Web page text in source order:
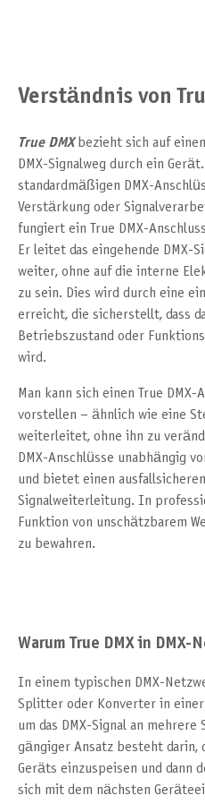
Verständnis von
True DMXbezieht sich auf
DMX-Signalweg durch ein
standardmäßigen DMX-
Verstärkung oder
fungiert ein True DMX-
Er leitet das eingehende DMX-
weiter, ohne auf die interne
zu sein. Dies wird durch eine
erreicht, die sicherstellt, dass
Betriebszustand oder
wird.
Man kann sich einen True DMX-
vorstellen – ähnlich wie eine
weiterleitet, ohne ihn zu
DMX-Anschlüsse unabhängig
und bietet einen
Signalweiterleitung. In
Funktion von unschätzbarem
zu bewahren.
Warum True DMX in
In einem typischen DMX-
Splitter oder Konverter in
um das DMX-Signal an
gängiger Ansatz besteht darin,
Geräts einzuspeisen und dann
sich mit dem nächsten